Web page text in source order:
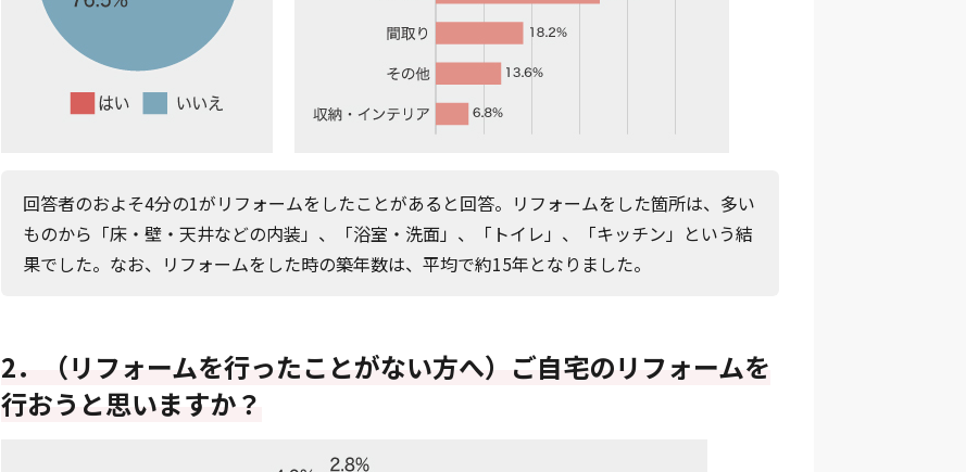
回答者のおよそ4分の1がリフォームをしたことがあると回答。リフォームをした箇所は、多い
ものから「床・壁・天井などの内装」、「浴室・洗面」、「トイレ」、「キッチン」という結
果でした。なお、リフォームをした時の築年数は、平均で約15年となりました。
2．（リフォームを行ったことがない方へ）ご自宅のリフォームを
行おうと思いますか？